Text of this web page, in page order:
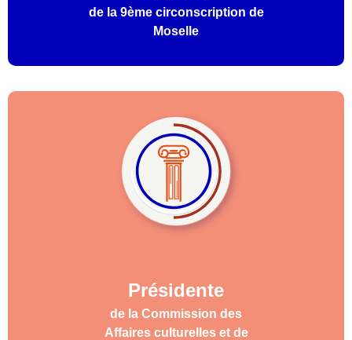
de la 9ème circonscription de
Moselle
Présidente
de la Commission des
Affaires culturelles et de